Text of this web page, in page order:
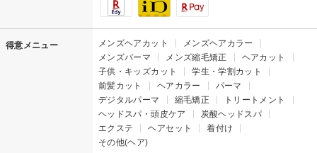
得意メニュー メンズヘアカット
メンズヘアカラー
メンズパーマ
メンズ縮毛矯正
ヘアカット
子供・キッズカット
学生・学割カット
前髪カット
ヘアカラー
パーマ
デジタルパーマ
縮毛矯正
トリートメント
ヘッドスパ・頭皮ケア
炭酸ヘッドスパ
エクステ
ヘアセット
着付け
その他(ヘア)